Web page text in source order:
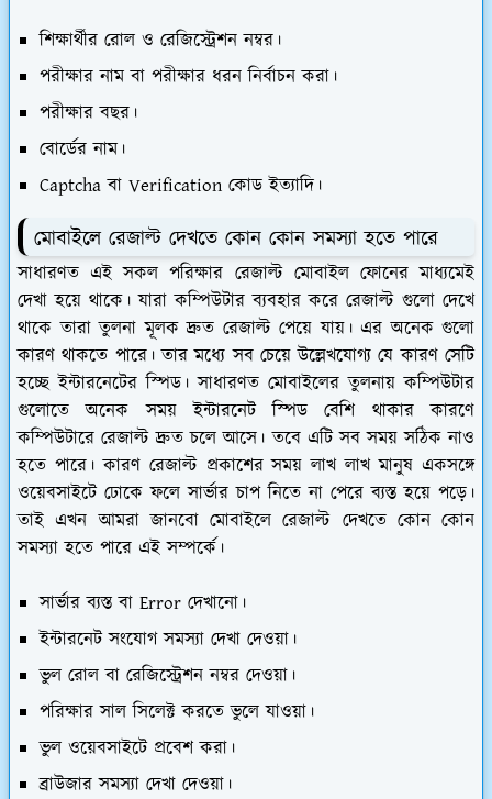
শিক্ষার্থীর রোল ও রেজিস্ট্রেশন নম্বর।
পরীক্ষার নাম বা পরীক্ষার ধরন নির্বাচন করা।
পরীক্ষার বছর।
বোর্ডের নাম।
Captcha বা Verification কোড ইত্যাদি।
মোবাইলে রেজাল্ট দেখতে কোন কোন সমস্যা হতে পারে
সাধারণত এই সকল পরিক্ষার রেজাল্ট মোবাইল ফোনের মাধ্যমেই
দেখা হয়ে থাকে। যারা কম্পিউটার ব্যবহার করে রেজাল্ট গুলো দেখে
থাকে তারা তুলনা মূলক দ্রুত রেজাল্ট পেয়ে যায়। এর অনেক গুলো
কারণ থাকতে পারে। তার মধ্যে সব চেয়ে উল্লেখযোগ্য যে কারণ সেটি
হচ্ছে ইন্টারনেটের স্পিড। সাধারণত মোবাইলের তুলনায় কম্পিউটার
গুলোতে অনেক সময় ইন্টারনেট স্পিড বেশি থাকার কারণে
কম্পিউটারে রেজাল্ট দ্রুত চলে আসে। তবে এটি সব সময় সঠিক নাও
হতে পারে। কারণ রেজাল্ট প্রকাশের সময় লাখ লাখ মানুষ একসঙ্গে
ওয়েবসাইটে ঢোকে ফলে সার্ভার চাপ নিতে না পেরে ব্যস্ত হয়ে পড়ে।
তাই এখন আমরা জানবো মোবাইলে রেজাল্ট দেখতে কোন কোন
সমস্যা হতে পারে এই সম্পর্কে।
সার্ভার ব্যস্ত বা Error দেখানো।
ইন্টারনেট সংযোগ সমস্যা দেখা দেওয়া।
ভুল রোল বা রেজিস্ট্রেশন নম্বর দেওয়া।
পরিক্ষার সাল সিলেক্ট করতে ভুলে যাওয়া।
ভুল ওয়েবসাইটে প্রবেশ করা।
ব্রাউজার সমস্যা দেখা দেওয়া।